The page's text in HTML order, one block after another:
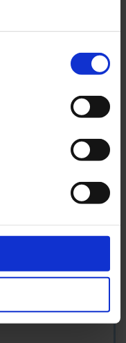
mit Batteriefach